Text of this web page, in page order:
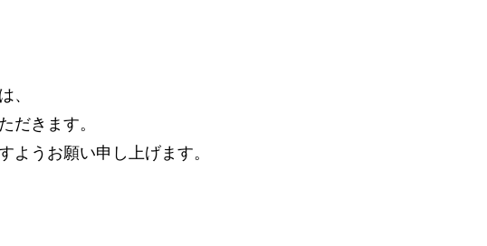
、
だきます。
ようお願い申し上げます。